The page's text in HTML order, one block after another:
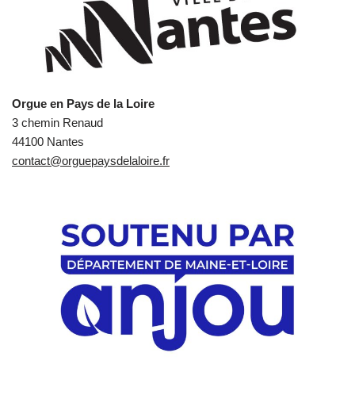
Orgue en Pays de la Loire
3 chemin Renaud
44100 Nantes
contact@orguepaysdelaloire.fr